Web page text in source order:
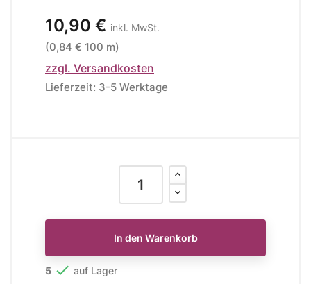
10,90 € inkl. MwSt.
(0,84 € 100 m)
zzgl. Versandkosten
Lieferzeit: 3-5 Werktage
In den Warenkorb
5  auf Lager